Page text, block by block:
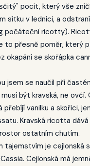
pocit, který vše
sítku v lednici, a
počáteční ricotty).
to přesně poměr, který
okapání se skořápka
jsem se naučil při
být kravská, ne ovčí.
přebíjí vanilku a skořici,
Kravská ricotta
ostatním chutím.
tajemstvím je cejlonská
Cejlonská má